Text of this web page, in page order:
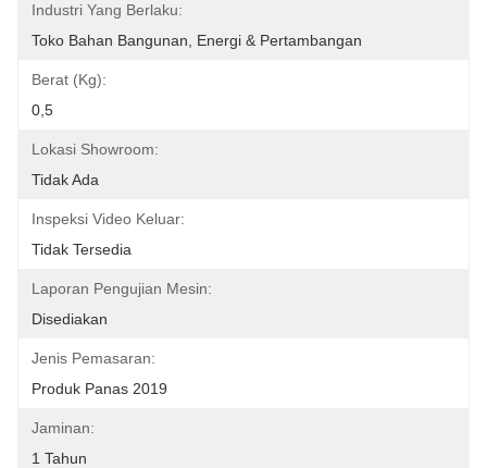
Industri Yang Berlaku:
Toko Bahan Bangunan, Energi & Pertambangan
Berat (Kg):
0,5
Lokasi Showroom:
Tidak Ada
Inspeksi Video Keluar:
Tidak Tersedia
Laporan Pengujian Mesin:
Disediakan
Jenis Pemasaran:
Produk Panas 2019
Jaminan:
1 Tahun